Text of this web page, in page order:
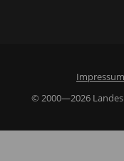
Impressum
© 2000—2026